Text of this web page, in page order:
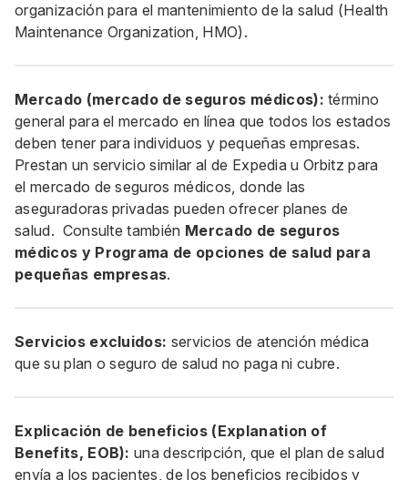
organización para el mantenimiento de la salud (Health
Maintenance Organization, HMO).
Mercado (mercado de seguros médicos): término
general para el mercado en línea que todos los estados
deben tener para individuos y pequeñas empresas.
Prestan un servicio similar al de Expedia u Orbitz para
el mercado de seguros médicos, donde las
aseguradoras privadas pueden ofrecer planes de
salud. Consulte también Mercado de seguros
médicos y Programa de opciones de salud para
pequeñas empresas.
Servicios excluidos: servicios de atención médica
que su plan o seguro de salud no paga ni cubre.
Explicación de beneficios (Explanation of
Benefits, EOB): una descripción, que el plan de salud
envía a los pacientes, de los beneficios recibidos y